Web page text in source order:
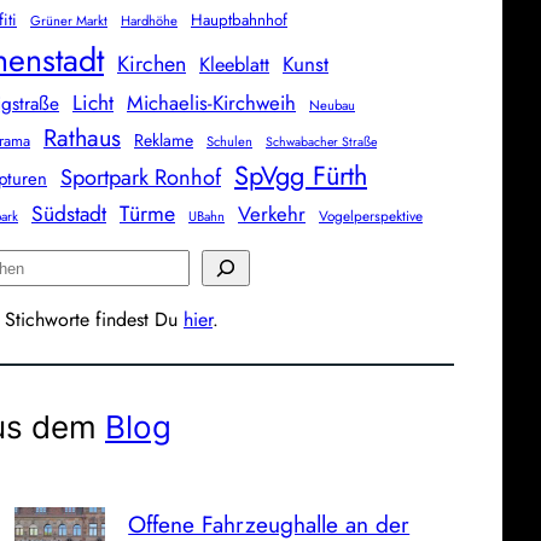
Grüner Markt Hardhöhe Hauptbahnhof
Kirchen Kleeblatt Kunst
Licht Michaelis-Kirchweih Neubau
Rathaus Reklame Schulen Schwabacher Straße
Sportpark Ronhof SpVgg Fürth
Südstadt Türme UBahn Verkehr Vogelperspektive
findest Du hier.
dem Blog
Offene Fahrzeughalle an der